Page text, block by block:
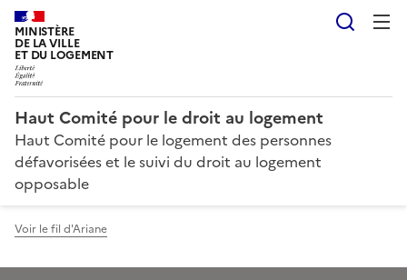
MINISTÈRE
DE LA VILLE
ET DU LOGEMENT
Haut Comité pour le droit au logement
Haut Comité pour le logement des personnes
défavorisées et le suivi du droit au logement
opposable
Voir le fil d'Ariane